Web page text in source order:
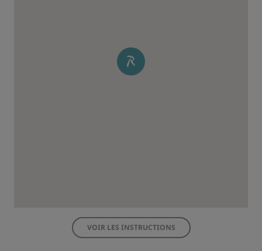
VOIR LES INSTRUCTIONS